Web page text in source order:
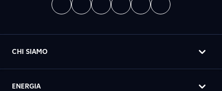
CHI SIAMO
ENERGIA